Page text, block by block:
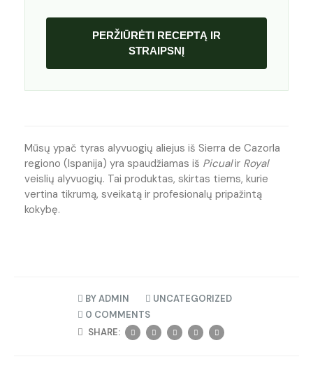
PERŽIŪRĖTI RECEPTĄ IR
STRAIPSNĮ
Mūsų ypač tyras alyvuogių aliejus iš Sierra de Cazorla
regiono (Ispanija) yra spaudžiamas iš Picualir Royal
veislių alyvuogių. Tai produktas, skirtas tiems, kurie
vertina tikrumą, sveikatą ir profesionalų pripažintą
kokybę.
BYADMIN
UNCATEGORIZED
0 COMMENTS
SHARE: